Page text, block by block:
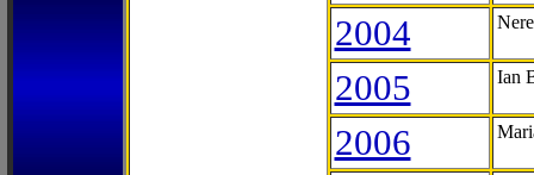
2004
2005 Ian
2006